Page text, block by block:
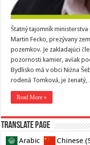
Štatný tajomník
Martin Fecko, prezývany
pozemkov. Je zakladajúci
pozornosti kamier, avšak
Bydlisko má v obci Nižna
rodená Tomková, je
Read More »
Translate page
Arabic Chinese